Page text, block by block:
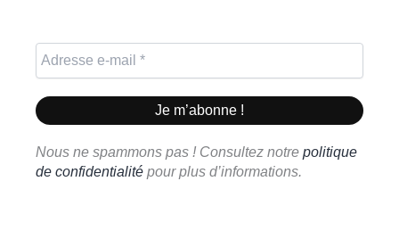
Nous ne spammons pas ! Consultez notre politique
de confidentialité pour plus d’informations.